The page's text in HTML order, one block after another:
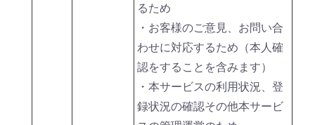
るため
・お客様のご意見、お問い合
わせに対応するため（本人確
認をすることを含みます）
・本サービスの利用状況、登
録状況の確認その他本サービ